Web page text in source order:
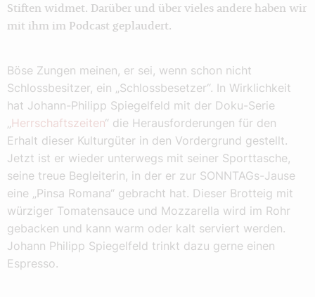
Stiften widmet. Darüber und über vieles andere haben wir
mit ihm im Podcast geplaudert.
Böse Zungen meinen, er sei, wenn schon nicht
Schlossbesitzer, ein „Schlossbesetzer“. In Wirklichkeit
hat Johann-Philipp Spiegelfeld mit der Doku-Serie
„Herrschaftszeiten“ die Herausforderungen für den
Erhalt dieser Kulturgüter in den Vordergrund gestellt.
Jetzt ist er wieder unterwegs mit seiner Sporttasche,
seine treue Begleiterin, in der er zur SONNTAGs-Jause
eine „Pinsa Romana“ gebracht hat. Dieser Brotteig mit
würziger Tomatensauce und Mozzarella wird im Rohr
gebacken und kann warm oder kalt serviert werden.
Johann Philipp Spiegelfeld trinkt dazu gerne einen
Espresso.